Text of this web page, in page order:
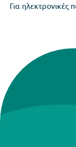
Για ηλεκτρονικές